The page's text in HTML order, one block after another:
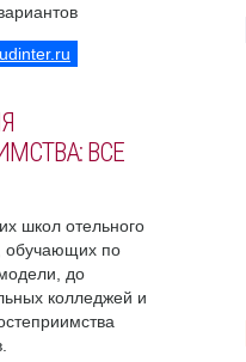
ВСЕ
школ отельного
обучающих по
до
колледжей и